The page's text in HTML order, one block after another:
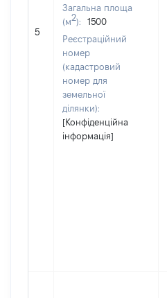
5
Загальна площа
(м2):
1500
Реєстраційний
номер
(кадастровий
номер для
земельної
ділянки):
[Конфіденційна
інформація]